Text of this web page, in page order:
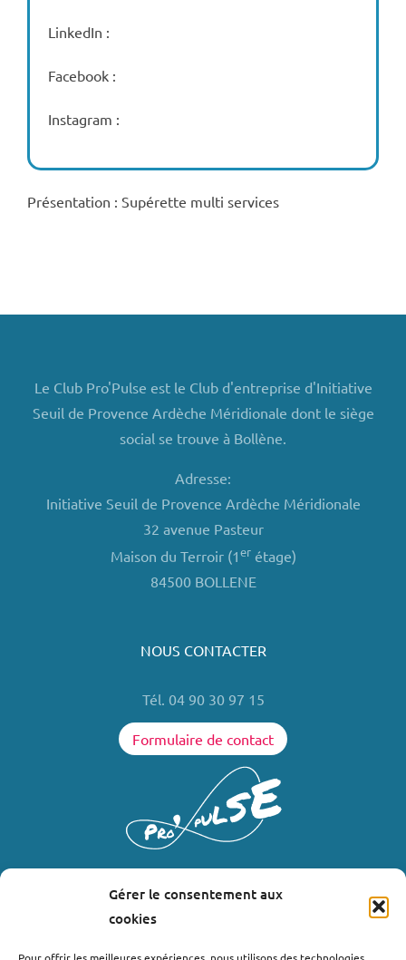
Gérer le consentement aux
cookies
LinkedIn :
Facebook :
Instagram :
Présentation : Supérette multi services
Le Club Pro'Pulse est le Club d'entreprise d'Initiative
Seuil de Provence Ardèche Méridionale dont le siège
social se trouve à Bollène.
Adresse:
Initiative Seuil de Provence Ardèche Méridionale
32 avenue Pasteur
Maison du Terroir (1erétage)
84500 BOLLENE
NOUS CONTACTER
Tél. 04 90 30 97 15
Formulaire de contact
Où nous trouver ?